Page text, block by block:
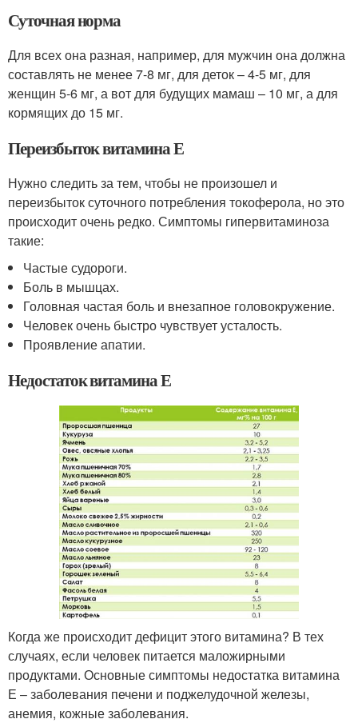
Суточная норма
Для всех она разная, например, для мужчин она должна
составлять не менее 7-8 мг, для деток – 4-5 мг, для
женщин 5-6 мг, а вот для будущих мамаш – 10 мг, а для
кормящих до 15 мг.
Переизбыток витамина Е
Нужно следить за тем, чтобы не произошел и
переизбыток суточного потребления токоферола, но это
происходит очень редко. Симптомы гипервитаминоза
такие:
Частые судороги.
Боль в мышцах.
Головная частая боль и внезапное головокружение.
Человек очень быстро чувствует усталость.
Проявление апатии.
Недостаток витамина Е
Когда же происходит дефицит этого витамина? В тех
случаях, если человек питается маложирными
продуктами. Основные симптомы недостатка витамина
Е – заболевания печени и поджелудочной железы,
анемия, кожные заболевания.